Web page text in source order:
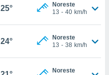
25°
Noreste
13 - 40 km/h
24°
Noreste
13 - 38 km/h
Noreste